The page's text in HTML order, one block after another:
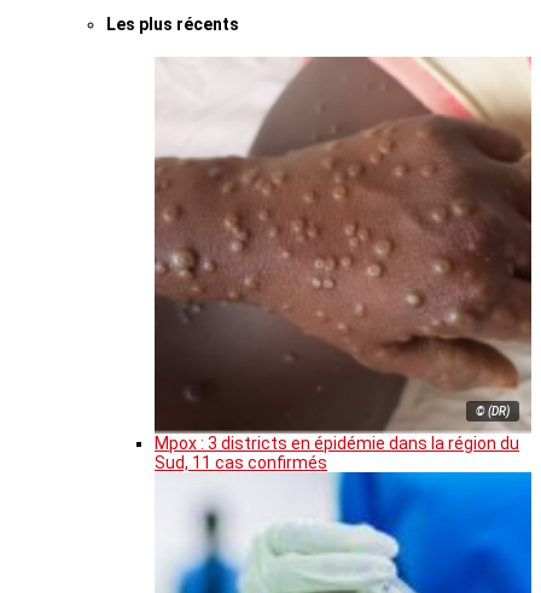
Les plus récents
© (DR)
Mpox : 3 districts en épidémie dans la région du
Sud, 11 cas confirmés